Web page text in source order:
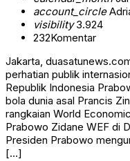
account_circle
visibility3.924
232Komentar
Jakarta,
perhatian publik
Republik Indonesia
bola dunia asal Prancis
rangkaian World
Prabowo Zidane WEF di
Presiden Prabowo
[…]